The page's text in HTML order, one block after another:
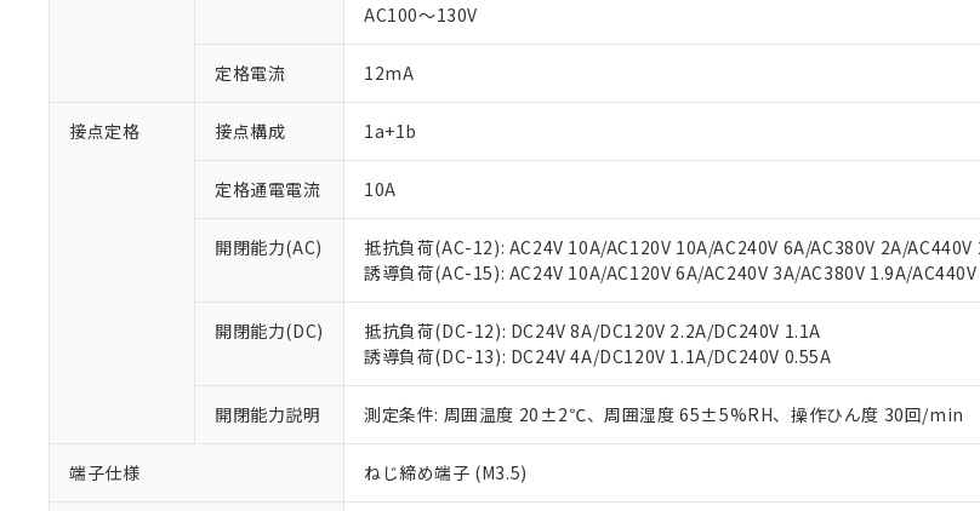
AC100～130V
定格電流 12mA
接点定格 接点構成 1a+1b
定格通電電流 10A
開閉能力(AC)
抵抗負荷(AC-12): AC24V 10A/AC120V 10A/AC240V 6A/AC380V 2A/AC440V
誘導負荷(AC-15): AC24V 10A/AC120V 6A/AC240V 3A/AC380V 1.9A/
開閉能力(DC)
抵抗負荷(DC-12): DC24V 8A/DC120V 2.2A/DC240V 1.1A
誘導負荷(DC-13): DC24V 4A/DC120V 1.1A/DC240V 0.55A
開閉能力説明 測定条件: 周囲温度 20±2℃、周囲湿度 65±5%RH、操作ひん度 30回/min
端子仕様 ねじ締め端子 (M3.5)
ご利用条件
以下の条件をお読みいただき、同意のうえご利用ください。
くものです。
当社制御機器事業取扱商品の中には、本サービスの対象外となる商
在庫状況および標準価格照会結果は、記載している更新日時点での
のであり、閲覧された時点での実際の在庫および標準価格とは異な
い。
正式な納期状況および標準価格はお客様のお取引先、またはお客様
当社販売員にご相談ください。
オムロン制御機器販売店や当社販売拠点は「 販売ネットワーク
」
在庫状況および標準価格結果を当社の事前の承諾なく第三者に漏洩
す。
マイパーツ機能（部品リスト作成サービス）をご利用いただくには
対応済み：EU RoHS指令（10物質）の非含有に対応した製品が提供可
調査・確認中：EU RoHS指令（10物質）の非含有の対応状況を調査中ま
非該当品：ライセンス料など無形物で、有害物質有無と関係のない商品で
仕入先様の事情により、非含有部品としていたものが、含有品と判明した
があります。
六価クロム(Cr(Ⅵ)) 1000ppm以下、ポリ臭化ビフェニル類(PBB) 1000ppm以下、ポリ臭化ジフ
フタル酸ビス(2-エチルヘキシル) (DEHP)(別名：DOP) 1000ppm以下、フタル酸ブチルベンジ
ル（DBP） 1000ppm以下、フタル酸ジイソブチル (DIBP) 1000ppm以下
但し、RoHS指令で産業用監視および制御機器に対する適用除外項目は除く。
※2 対応予定月
部品在庫の切り替え状況などにより、予定月が前後することがあります。
※1 中国RoHS○×表
「×」：最大均質材料含有率が中国RoHSの基準値を超えていることを示し
「－」：未確認です。当社販売部門へお問い合わせください。
*中国RoHS10物質の基準値 (GB/T26572)：
DBP(フタル酸ジブチル) : 1000ppm、 DIBP(フタル酸ジイソブチル) : 1000ppm、 BBP(フタル
DEHP(フタル酸ビス(2-エチルヘキシル)) : 1000ppm
※2 環境保護使用期限
「ｅ」：有害物質（10物質）のすべてが基準値以下であることを示します。
「10」：通常の使用状況下において有害物質が外部に漏えいし、環境に深
う）を輸出または国外への提供する場合は、日本国政府の輸出許可(
などの必要な手続きをとります。
当社は規制貨物を破棄する場合は、完全に破砕するなど、違法に輸
当社は貴社製品を、核兵器、ミサイル、化学兵器、生物兵器または
置等に一切使用いたしません。
当社は、貴社製品を第三者に販売する場合は、上記1、2および3の内
また当社は、販売先および販売に係わる関係者が違法に輸出するお
たしません。
記
号
説明
○ 一定数以上の在庫あり
△ 一定数には満たないが在庫あり
－
在庫なし(最新の在庫状況については、お客様のお取引先、また
機器販売店・当社販売員にご確認ください)